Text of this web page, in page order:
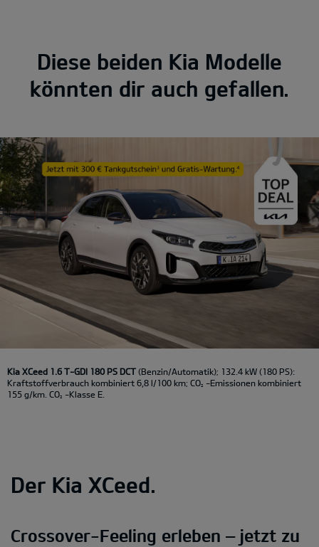
Diese beiden Kia Modelle
könnten dir auch gefallen.
Kia XCeed 1.6 T-GDI 180 PS DCT (Benzin/Automatik); 132.4 kW (180 PS):
Kraftstoffverbrauch kombiniert 6,8 l/100 km; CO2
-Emissionen kombiniert
155 g/km. CO2 -Klasse E.
Der Kia XCeed.
Crossover-Feeling erleben – jetzt zu